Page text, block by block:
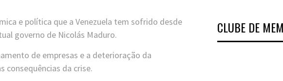
e política que a Venezuela tem sofrido desde
governo de Nicolás Maduro.
de empresas e a deterioração da
consequências da crise.
CLUBE DE